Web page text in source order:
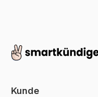
Kunde